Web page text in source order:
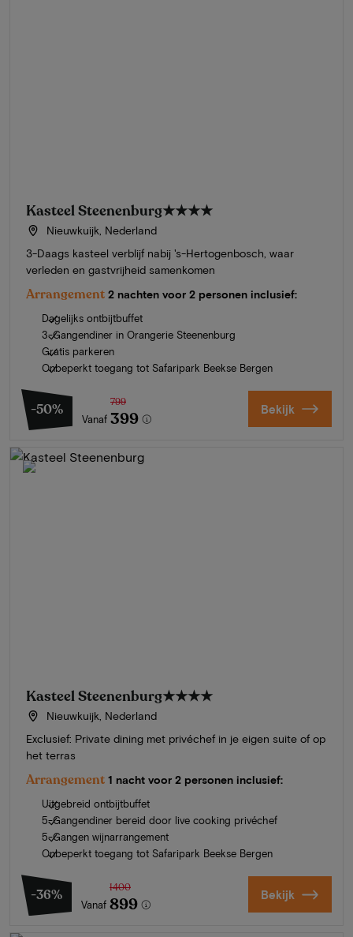
Kasteel Steenenburg★★★★
Nieuwkuijk, Nederland
3-Daags kasteel verblijf nabij 's-Hertogenbosch, waar
verleden en gastvrijheid samenkomen
Arrangement 2 nachten voor 2 personen inclusief:
Dagelijks ontbijtbuffet
3-Gangendiner in Orangerie Steenenburg
Gratis parkeren
Onbeperkt toegang tot Safaripark Beekse Bergen
-50%
Vanaf
799
399 Bekijk
Kasteel Steenenburg★★★★
Nieuwkuijk, Nederland
Exclusief: Private dining met privéchef in je eigen suite of op
het terras
Arrangement 1 nacht voor 2 personen inclusief:
Uitgebreid ontbijtbuffet
5-Gangendiner bereid door live cooking privéchef
5-Gangen wijnarrangement
Onbeperkt toegang tot Safaripark Beekse Bergen
-36%
Vanaf
1400
899 Bekijk